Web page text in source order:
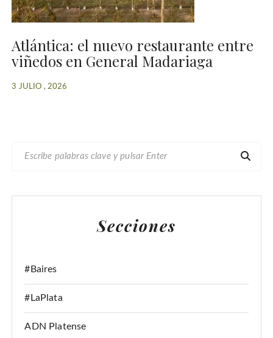
Atlántica: el nuevo restaurante entre
viñedos en General Madariaga
3 JULIO , 2026
C
Secciones
#Baires
#LaPlata
ADN Platense